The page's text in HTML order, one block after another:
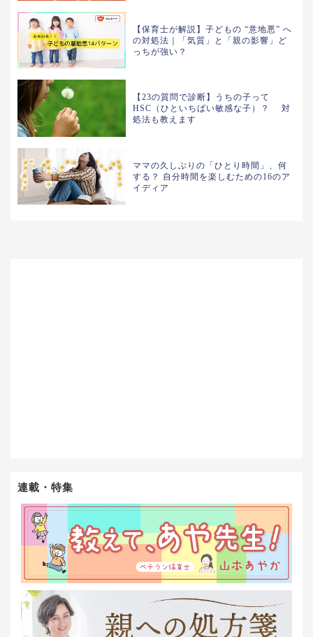
【保育士が解説】子どもの “意地悪” へ
の対処法｜「気質」と「親の影響」ど
っちが強い？
【23の質問で診断】うちの子って
HSC（ひといちばい敏感な子）？ 対
処法も教えます
ママの久しぶりの「ひとり時間」、何
する？ 自分時間を楽しむための16のア
イディア
連載・特集